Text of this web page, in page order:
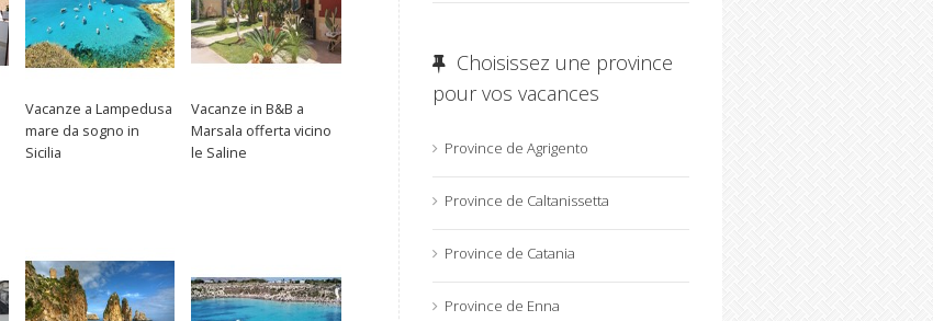
Vacanze a Lampedusa
mare da sogno in
Sicilia
Vacanze in B&B a
Marsala offerta vicino
le Saline
Choisissez une province
pour vos vacances
Province de Agrigento
Province de Caltanissetta
Province de Catania
Province de Enna